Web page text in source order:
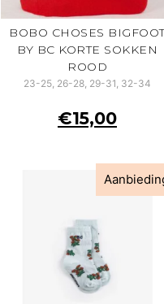
BOBO CHOSES
BY BC KORTE SOKKEN
ROOD
23-25, 26-28, 29-31, 32-34
€15,00